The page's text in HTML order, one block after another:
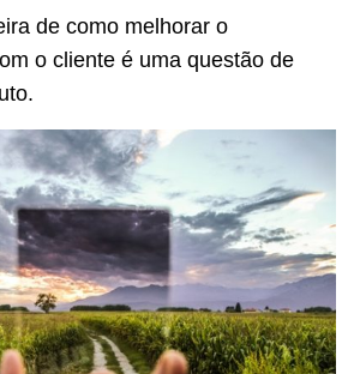
de como melhorar o
o cliente é uma questão de